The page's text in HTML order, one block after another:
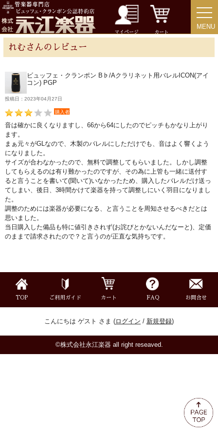
マイページ カート
MENU
MENU
れむさんのレビュー
ビュッフェ・クランポン B♭/Aクラリネット用バレルICON(アイ
コン) PGP
投稿日：2023年04月27日
購入者
音は確かに良くなりますし、66から64にしたのでピッチもかなり上がり
ます。
まぁ元々がGLなので、木製のバレルにしただけでも、音はよく響くよう
になりました。
サイズが合わなかったので、無料で調整してもらいました。しかし調整
してもらえるのは有り難かったのですが、その為に上管も一緒に送付す
ると言うことを書いて(聞いて)いなかったため、購入したバレルだけ送っ
てしまい、後日、3時間かけて楽器を持って調整しにいく羽目になりまし
た。
調整のためには楽器が必要になる、と言うことを周知させるべきだとは
思いました。
当日購入した備品も特に値引きされず(お詫びとかないんだなーと)、定価
のままで請求されたので？と言うのが正直な気持ちです。
TOP ご利用ガイド カート FAQ お問合せ
こんにちは ゲスト さま (ログイン / 新規登録)
©株式会社永江楽器 all right reseaved.
チューバ
リード＆リードケース
リガチャー＆キャップ
ミュート
楽器スタンド
チューナー・メトロノーム